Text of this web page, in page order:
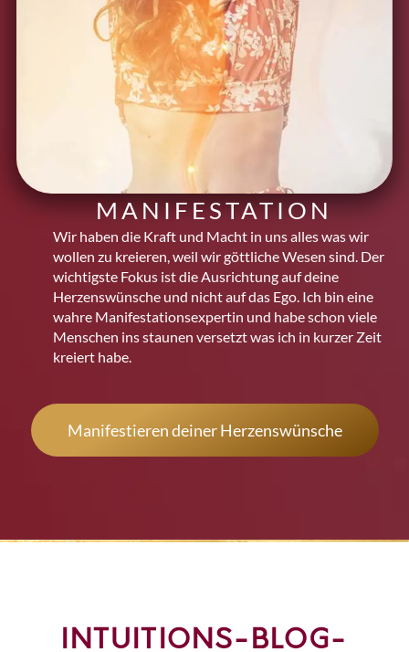
MANIFESTATION
Wir haben die Kraft und Macht in uns alles was wir
wollen zu kreieren, weil wir göttliche Wesen sind. Der
wichtigste Fokus ist die Ausrichtung auf deine
Herzenswünsche und nicht auf das Ego. Ich bin eine
wahre Manifestations­expertin und habe schon viele
Menschen ins staunen versetzt was ich in kurzer Zeit
kreiert habe.
Manifestieren deiner Herzenswünsche
INTUITIONS-BLOG-